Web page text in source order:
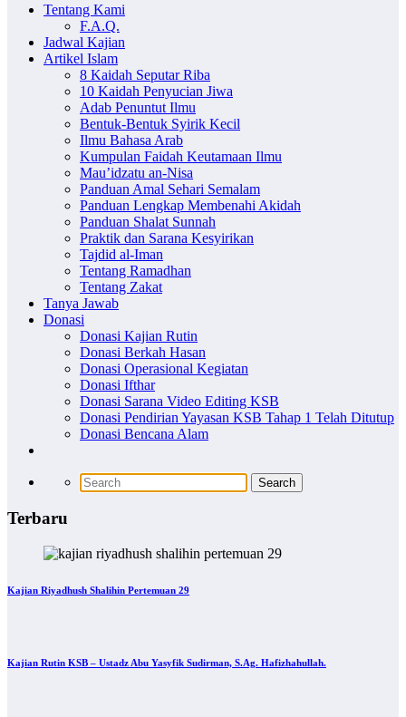
Tentang Kami
F.A.Q.
Jadwal Kajian
Artikel Islam
8 Kaidah Seputar Riba
10 Kaidah Penyucian Jiwa
Adab Penuntut Ilmu
Bentuk-Bentuk Syirik Kecil
Ilmu Bahasa Arab
Kumpulan Faidah Keutamaan Ilmu
Mau’idzatu an-Nisa
Panduan Amal Sehari Semalam
Panduan Lengkap Membenahi Akidah
Panduan Shalat Sunnah
Praktik dan Sarana Kesyirikan
Tajdid al-Iman
Tentang Ramadhan
Tentang Zakat
Tanya Jawab
Donasi
Donasi Kajian Rutin
Donasi Berkah Hasan
Donasi Operasional Kegiatan
Donasi Ifthar
Donasi Sarana Video Editing KSB
Donasi Pendirian Yayasan KSB Tahap 1 Telah Ditutup
Donasi Bencana Alam
Terbaru
Kajian Riyadhush Shalihin Pertemuan 29
Kajian Rutin KSB – Ustadz Abu Yasyfik Sudirman, S.Ag. Hafizhahullah.